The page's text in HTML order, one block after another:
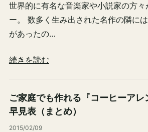
世界的に有名な音楽家や小説家の方々
ー。 数多く生み出された名作の隣に
があったの…
続きを読む
ご家庭でも作れる『コーヒーアレ
早見表（まとめ）
2015/02/09